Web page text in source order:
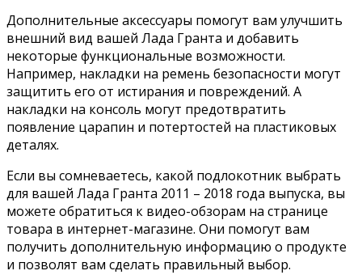
Дополнительные аксессуары помогут вам улучшить
внешний вид вашей Лада Гранта и добавить
некоторые функциональные возможности.
Например, накладки на ремень безопасности могут
защитить его от истирания и повреждений. А
накладки на консоль могут предотвратить
появление царапин и потертостей на пластиковых
деталях.
Если вы сомневаетесь, какой подлокотник выбрать
для вашей Лада Гранта 2011 – 2018 года выпуска, вы
можете обратиться к видео-обзорам на странице
товара в интернет-магазине. Они помогут вам
получить дополнительную информацию о продукте
и позволят вам сделать правильный выбор.